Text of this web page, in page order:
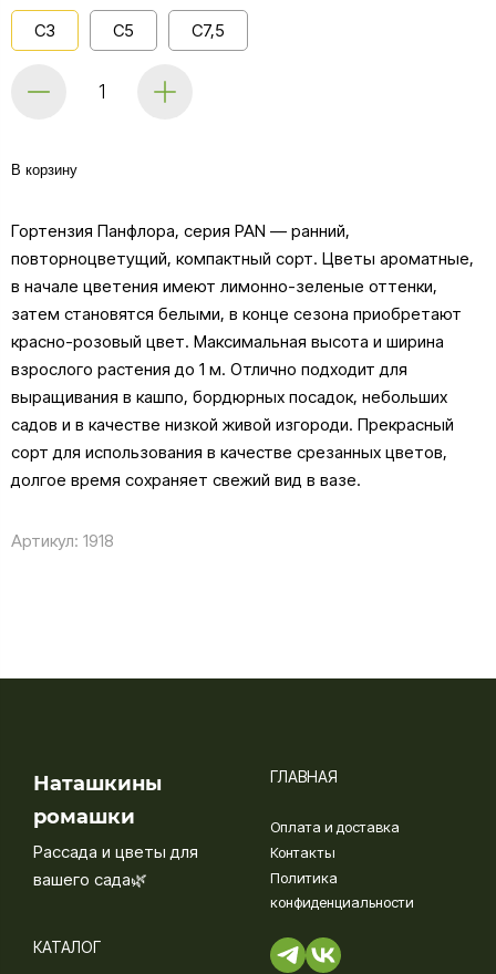
С3
С5 С7,5
В корзину
Гортензия Панфлора, серия PAN — ранний,
повторноцветущий, компактный сорт. Цветы ароматные,
в начале цветения имеют лимонно-зеленые оттенки,
затем становятся белыми, в конце сезона приобретают
красно-розовый цвет. Максимальная высота и ширина
взрослого растения до 1 м. Отлично подходит для
выращивания в кашпо, бордюрных посадок, небольших
садов и в качестве низкой живой изгороди. Прекрасный
сорт для использования в качестве срезанных цветов,
долгое время сохраняет свежий вид в вазе.
Артикул: 1918
Наташкины
ромашки
Рассада и цветы для
вашего сада🌿
ГЛАВНАЯ
Оплата и доставка
Контакты
Политика
конфиденциальности
КАТАЛОГ